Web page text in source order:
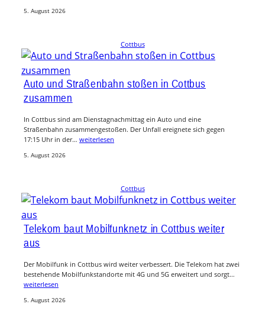
5. August 2026
Cottbus
Auto und Straßenbahn stoßen in Cottbus
zusammen
In Cottbus sind am Dienstagnachmittag ein Auto und eine
Straßenbahn zusammengestoßen. Der Unfall ereignete sich gegen
17:15 Uhr in der… weiterlesen
5. August 2026
Cottbus
Telekom baut Mobilfunknetz in Cottbus weiter
aus
Der Mobilfunk in Cottbus wird weiter verbessert. Die Telekom hat zwei
bestehende Mobilfunkstandorte mit 4G und 5G erweitert und sorgt…
weiterlesen
5. August 2026